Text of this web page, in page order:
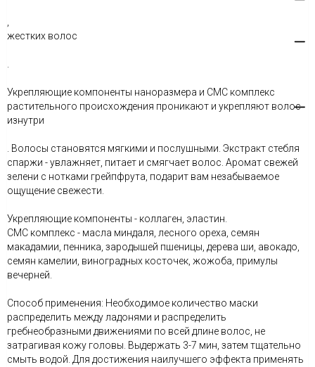
жестких волос
Укрепляющие компоненты наноразмера и СМС комплекс
растительного происхождения проникают и укрепляют волос
изнутри
. Волосы становятся мягкими и послушными. Экстракт стебля
спаржи - увлажняет, питает и смягчает волос. Аромат свежей
зелени с нотками грейпфрута, подарит вам незабываемое
ощущение свежести.
Укрепляющие компоненты - коллаген, эластин.
СМС комплекс - масла миндаля, лесного ореха, семян
макадамии, пенника, зародышей пшеницы, дерева ши, авокадо,
семян камелии, виноградных косточек, жожоба, примулы
вечерней.
Способ применения: Необходимое количество маски
распределить между ладонями и распределить
гребнеобразными движениями по всей длине волос, не
затрагивая кожу головы. Выдержать 3-7 мин, затем тщательно
смыть водой. Для достижения наилучшего эффекта применять